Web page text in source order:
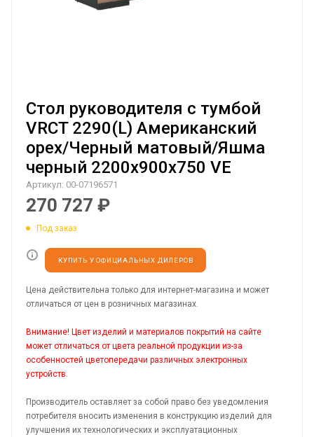
Стол руководителя с тумбой
VRCT 2290(L) Американский
орех/Черный матовый/Яшма
черный 2200х900х750 VE
Артикул: 00-07196571
270 727 ₽
Под заказ
КУПИТЬ У ОФИЦИАЛЬНЫХ ДИЛЕРОВ
Цена действительна только для интернет-магазина и может
отличаться от цен в розничных магазинах.
Внимание! Цвет изделий и материалов покрытий на сайте
может отличаться от цвета реальной продукции из-за
особенностей цветопередачи различных электронных
устройств.
Производитель оставляет за собой право без уведомления
потребителя вносить изменения в конструкцию изделий для
улучшения их технологических и эксплуатационных